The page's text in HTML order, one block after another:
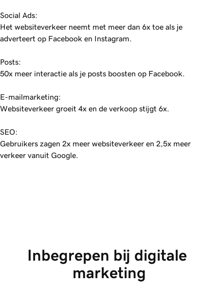
Social Ads:
Het websiteverkeer neemt met meer dan 6x toe als je
adverteert op Facebook en Instagram.
Posts:
50x meer interactie als je posts boosten op Facebook.
E-mailmarketing:
Websiteverkeer groeit 4x en de verkoop stijgt 6x.
SEO:
Gebruikers zagen 2x meer websiteverkeer en 2,5x meer
verkeer vanuit Google.
Inbegrepen bij digitale
marketing